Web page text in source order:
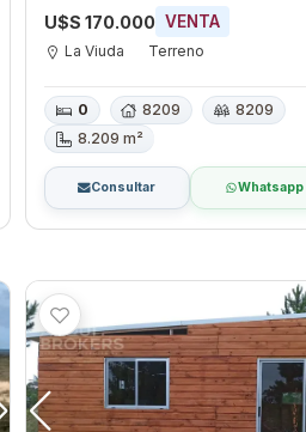
U$S 170.000 VENTA
La Viuda Terreno
0 8209
8209
8.209 m²
Consultar Whatsapp